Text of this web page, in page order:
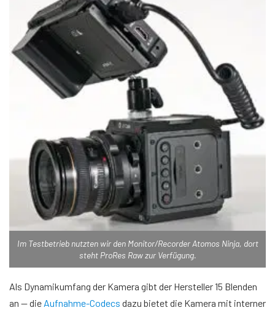
Im Testbetrieb nutzten wir den Monitor/Recorder Atomos Ninja, dort
steht ProRes Raw zur Verfügung.
Als Dynamikumfang der Kamera gibt der Hersteller 15 Blenden
an — die Aufnahme-Codecs dazu bietet die Kamera mit interner